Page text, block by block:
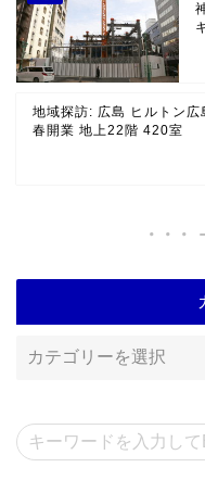
地域探訪: 広島 ヒルトン
春開業 地上22階 420室